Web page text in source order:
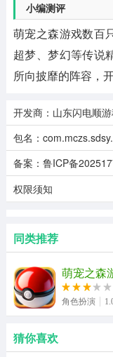
小编测评
萌宠之森游戏数百
超梦、梦幻等传说
所向披靡的阵容，
开发商：山东闪电顺
包名：
备案：鲁ICP备
权限须知
同类推荐
萌宠之森
角色扮演
猜你喜欢